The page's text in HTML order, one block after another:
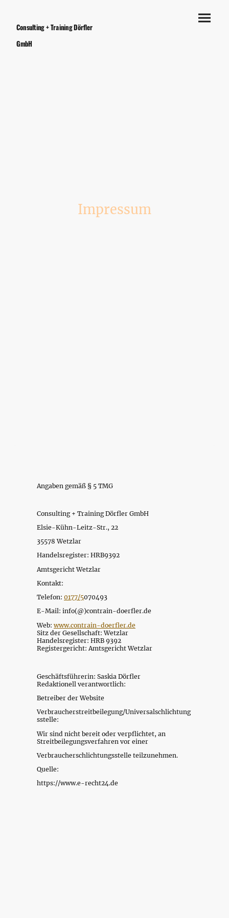
Consulting + Training Dörfler
GmbH
Impressum
Angaben gemäß § 5 TMG
Consulting + Training Dörfler GmbH
Elsie-Kühn-Leitz-Str., 22
35578 Wetzlar
Handelsregister: HRB9392
Amtsgericht Wetzlar
Kontakt:
Telefon: 0177/5070493
E-Mail: info(@)contrain-doerfler.de
Web: www.contrain-doerfler.de
Sitz der Gesellschaft: Wetzlar
Handelsregister: HRB 9392
Registergericht: Amtsgericht Wetzlar
Geschäftsführerin: Saskia Dörfler
Redaktionell verantwortlich:
Betreiber der Website
Verbraucherstreitbeilegung/Universalschlichtung
sstelle:
Wir sind nicht bereit oder verpflichtet, an
Streitbeilegungsverfahren vor einer
Verbraucherschlichtungsstelle teilzunehmen.
Quelle:
https://www.e-recht24.de